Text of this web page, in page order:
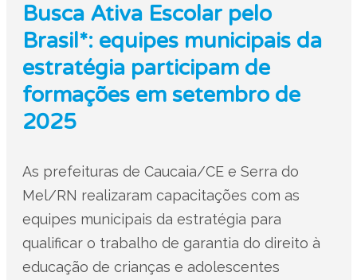
Busca Ativa Escolar pelo
Brasil*: equipes municipais da
estratégia participam de
formações em setembro de
2025
As prefeituras de Caucaia/CE e Serra do
Mel/RN realizaram capacitações com as
equipes municipais da estratégia para
qualificar o trabalho de garantia do direito à
educação de crianças e adolescentes